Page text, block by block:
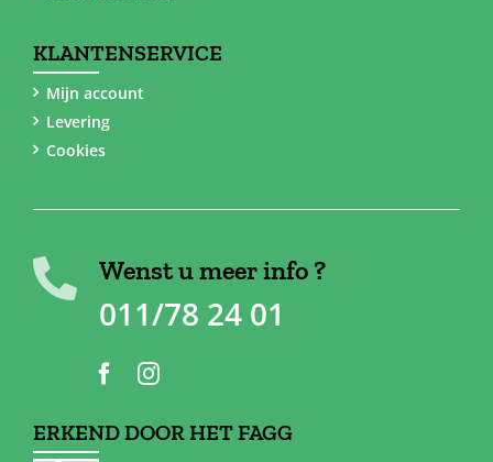
KLANTENSERVICE
Mijn account
Levering
Cookies
Wenst u meer info ?
011/78 24 01
ERKEND DOOR HET FAGG